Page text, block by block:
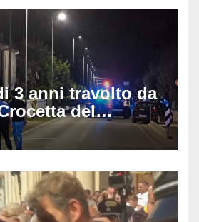
3 anni travolto da
del
gravissimo,
in elicottero a